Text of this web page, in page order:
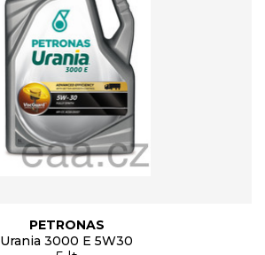
PETRONAS
Urania 3000 E 5W30